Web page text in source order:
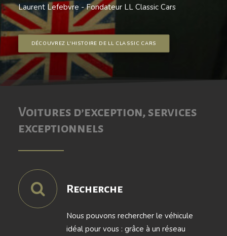
Laurent Lefebvre - Fondateur LL Classic Cars
DÉCOUVREZ L'HISTOIRE DE LL CLASSIC CARS
Voitures d’exception, services
exceptionnels
Recherche
Nous pouvons rechercher le véhicule
idéal pour vous : grâce à un réseau